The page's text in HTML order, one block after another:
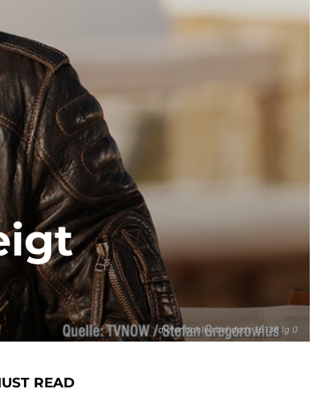
dieter bohlen bei dsds 16138 lg 0
READ